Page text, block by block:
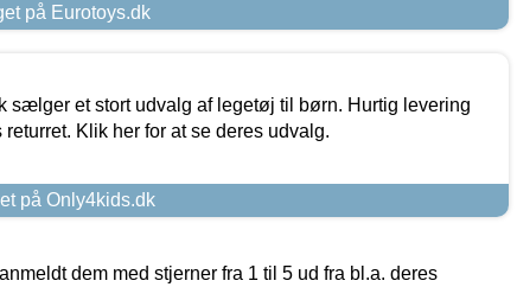
på Eurotoys.dk
sælger et stort udvalg af legetøj til børn. Hurtig levering
returret. Klik her for at se deres udvalg.
på Only4kids.dk
dem med stjerner fra 1 til 5 ud fra bl.a. deres